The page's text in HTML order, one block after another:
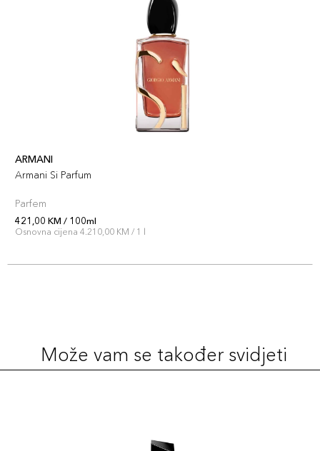
ARMANI
Armani Si Parfum
Parfem
421,00 KM / 100ml
Osnovna cijena 4.210,00 KM / 1 l
Može vam se također svidjeti